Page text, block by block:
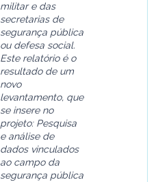
militar e das
secretarias de
segurança pública
ou defesa social.
Este relatório é o
resultado de um
novo
levantamento, que
se insere no
projeto: Pesquisa
e análise de
dados vinculados
ao campo da
segurança pública